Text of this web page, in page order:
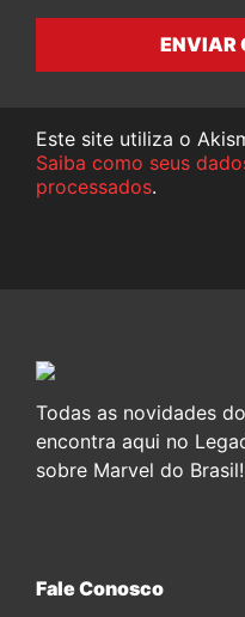
ENVIAR
Este site utiliza o
Saiba como seus
processados.
Todas as novidades
encontra aqui no
sobre Marvel do Brasil!
Fale Conosco